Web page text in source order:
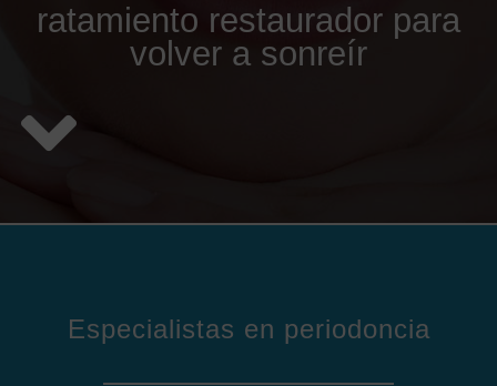
ratamiento restaurador para
volver a sonreír
Especialistas en periodoncia